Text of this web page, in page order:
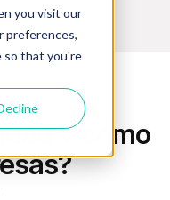
you visit our
preferences,
so that you're
y cómo